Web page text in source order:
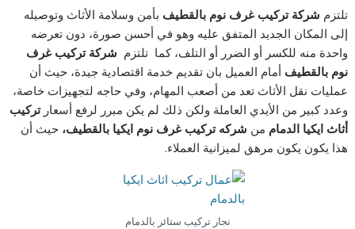
تلتزم شركة تركيب غرف نوم بالقطيف بأمن وسلامة الأثاث وتوصيله
إلى المكان الجديد المتفق عليه وهو في أحسن صورة، دون تعرضه
واحدة منه للكسر أو الضرر أو التلف، كما تلتزم شركة تركيب غرف
نوم بالقطيف أمام العميل بان تقديم خدمة اقتصادية جيدة، حيث أن
عمليات نقل الأثاث تعد من أصعب المهام، وفي حاجه لتجهيزات خاصة،
وعدد كبير من الأيدي العاملة ولكن ذلك لم يكن مبرر لرفع أسعارتركيب
أثاث ايكيا الدمام من شركه تركيب غرف نوم ايكيا بالقطيف، حيث أن
هذا يكون يكون مرهق لميزانية العملاء.
نجار تركيب ستائر بالدمام